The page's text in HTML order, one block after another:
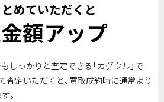
めていただくと
額アップ
しっかりと査定できる「カグウル」で
査定いただくと、買取成約時に通常より
。